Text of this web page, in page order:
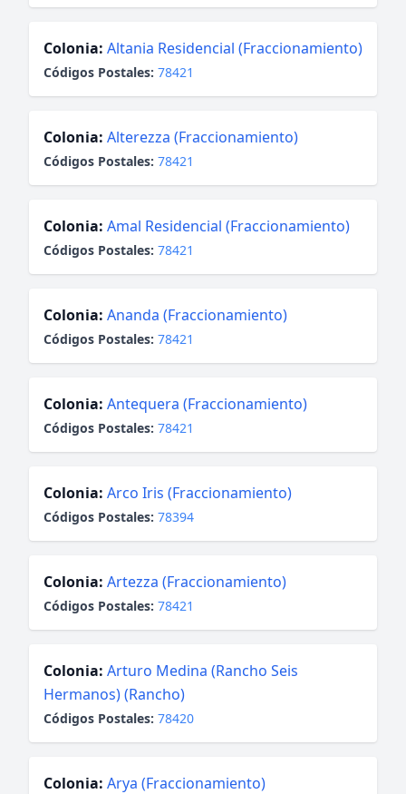
Colonia: Altania Residencial (Fraccionamiento)
Códigos Postales: 78421
Colonia: Alterezza (Fraccionamiento)
Códigos Postales: 78421
Colonia: Amal Residencial (Fraccionamiento)
Códigos Postales: 78421
Colonia: Ananda (Fraccionamiento)
Códigos Postales: 78421
Colonia: Antequera (Fraccionamiento)
Códigos Postales: 78421
Colonia: Arco Iris (Fraccionamiento)
Códigos Postales: 78394
Colonia: Artezza (Fraccionamiento)
Códigos Postales: 78421
Colonia: Arturo Medina (Rancho Seis
Hermanos) (Rancho)
Códigos Postales: 78420
Colonia: Arya (Fraccionamiento)